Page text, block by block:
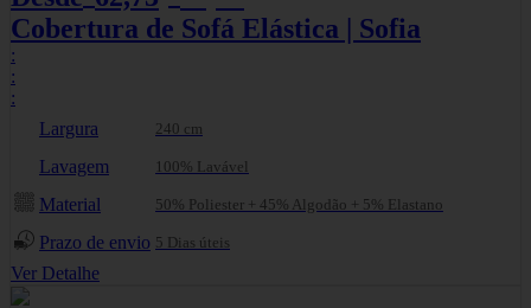
Cobertura de Sofá Elástica | Sofia
:
:
:
Largura
240 cm
Lavagem 100% Lavável
Material 50% Poliester + 45% Algodão + 5% Elastano
Prazo de envio 5 Dias úteis
Ver Detalhe